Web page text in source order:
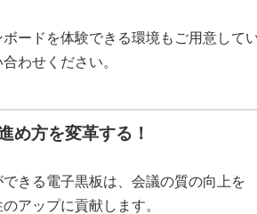
ードを体験できる環境もご用意して
わせください。
め方を変革する！
きる電子黒板は、会議の質の向上を
アップに貢献します。